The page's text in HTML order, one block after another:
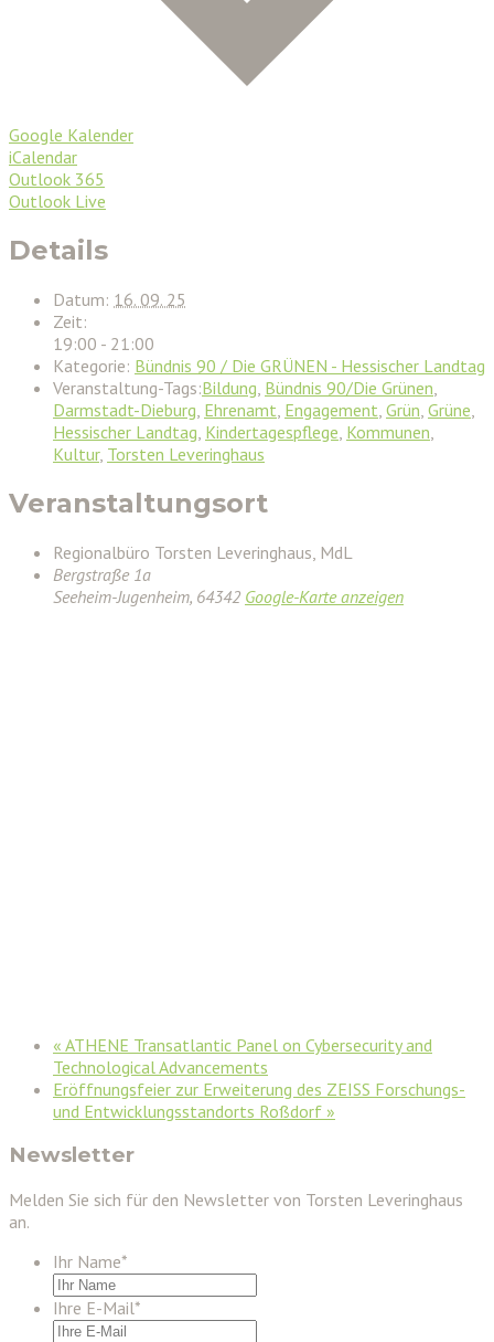
Google Kalender
iCalendar
Outlook 365
Outlook Live
Details
Datum: 16. 09. 25
Zeit:
19:00 - 21:00
Kategorie: Bündnis 90 / Die GRÜNEN - Hessischer Landtag
Veranstaltung-Tags:Bildung Bündnis 90/Die Grünen
Darmstadt-Dieburg Ehrenamt Engagement Grün Grüne
Hessischer Landtag Kindertagespflege Kommunen
Kultur, Torsten Leveringhaus
Veranstaltungsort
Regionalbüro Torsten Leveringhaus, MdL
Bergstraße 1a
Seeheim-Jugenheim, 64342 Google-Karte anzeigen
« ATHENE Transatlantic Panel on Cyber­security and
Technological Advancements
Eröffnungsfeier zur Erweiterung des ZEISS Forschungs-
und Entwicklungsstandorts Roßdorf »
Newsletter
Melden Sie sich für den Newsletter von Torsten Leveringhaus
an.
Ihr Name*
Ihre E-Mail*